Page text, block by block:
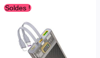
Soldes !
Le
prix
initial
était :
د.ج4,800.00.
est :